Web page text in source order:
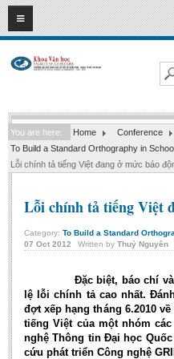
08 2026
HOME
Faculty of Literature
Departments
Department of Vietnamese
Department of Foreign
Department of Sinology-Nom
Center of Sinology and Nom
Images - Events
ACADEMIC
You are here: Home
Conference
To Build a Standard Orthography in
Lỗi chính tả tiếng Việt đang ở mức báo
Lỗi chính tả tiếng Việt
Category: To Build a Standard
07 Oct 2012 Written by Thuỷ Nguyên
Đặc biệt, báo chí và
lệ lỗi chính tả cao nhất.
đợt xếp hạng tháng 6.2010
tiếng Việt của một nhóm
nghệ Thông tin Đại học
cứu phát triển Công nghệ